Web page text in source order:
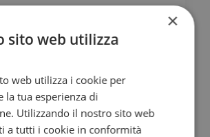
Non Con
Che Ci Manca
Costa
Barack Obama venne eletto
Stati Uniti. Gioii quando
il premio Nobel ad Aung San Suu
×
sito web utilizza
web utilizza i cookie per
la tua esperienza di
Utilizzando il nostro sito web
a tutti i cookie in conformità